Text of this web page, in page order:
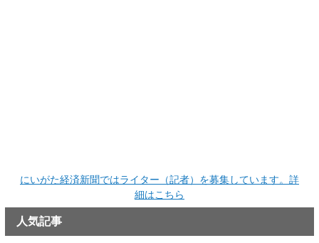
にいがた経済新聞ではライター（記者）を募集しています。詳
細はこちら
人気記事